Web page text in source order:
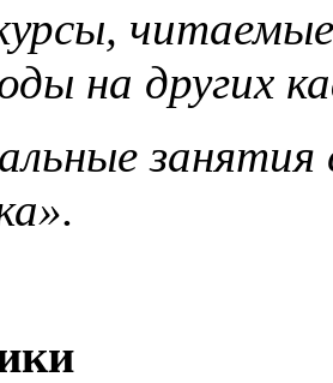
на других